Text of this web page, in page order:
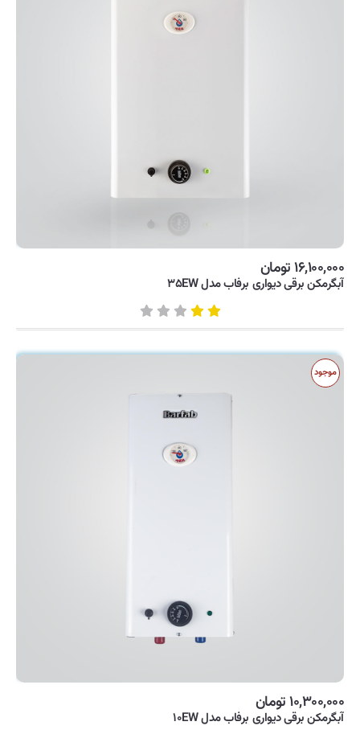
۱۶,۱۰۰,۰۰۰ تومان
آبگرمکن برقی دیواری برفاب مدل ۳۵EW
موجود
۱۰,۳۰۰,۰۰۰ تومان
آبگرمکن برقی دیواری برفاب مدل ۱۰EW